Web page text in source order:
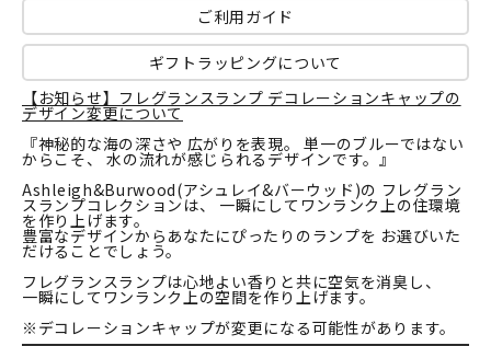
ご利用ガイド
ギフトラッピングについて
【お知らせ】フレグランスランプ デコレーションキャップの
デザイン変更について
『神秘的な海の深さや 広がりを表現。 単一のブルーではない
からこそ、 水の流れが感じられるデザインです。』
Ashleigh&Burwood(アシュレイ&バーウッド)の フレグラン
スランプコレクションは、 一瞬にしてワンランク上の住環境
を作り上げます。
豊富なデザインからあなたにぴったりのランプを お選びいた
だけることでしょう。
フレグランスランプは心地よい香りと共に空気を消臭し、
一瞬にしてワンランク上の空間を作り上げます。
※デコレーションキャップが変更になる可能性があります。